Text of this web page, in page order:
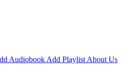
Audiobook Add Playlist About Us